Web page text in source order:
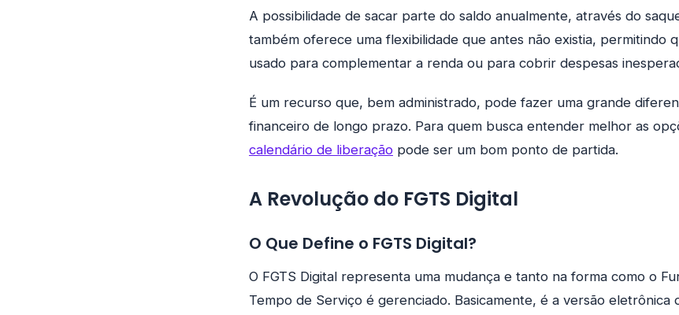
A possibilidade de sacar parte do saldo anualmente, através do
também oferece uma flexibilidade que antes não existia, permitindo
usado para complementar a renda ou para cobrir despesas
É um recurso que, bem administrado, pode fazer uma grande
financeiro de longo prazo. Para quem busca entender melhor as
calendário de liberação pode ser um bom ponto de partida.
A Revolução do FGTS Digital
O Que Define o FGTS Digital?
O FGTS Digital representa uma mudança e tanto na forma como o
Tempo de Serviço é gerenciado. Basicamente, é a versão eletrônica